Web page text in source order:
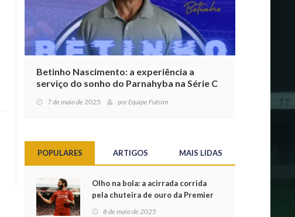
Betinho Nascimento: a experiência a
serviço do sonho do Parnahyba na Série C
7 de maio de 2025 porEquipe Futsim
POPULARES ARTIGOS MAIS LIDAS
Olho na bola: a acirrada corrida
pela chuteira de ouro da Premier
League
8 de maio de 2025